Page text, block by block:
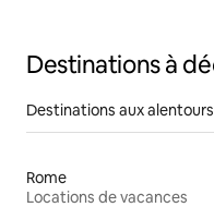
Destinations à
Destinations aux alentours
Rome
Locations de vacances